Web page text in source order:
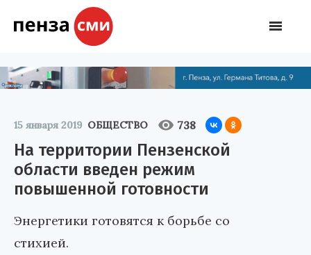
15 января 2019 ОБЩЕСТВО 738
На территории Пензенской
области введен режим
повышенной готовности
Энергетики готовятся к борьбе со
стихией.